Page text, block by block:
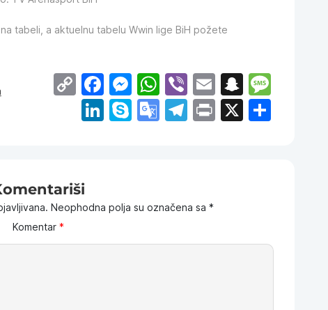
tabeli, a aktuelnu tabelu Wwin lige BiH požete
Copy
Link
Facebook
Messenger
WhatsApp
ViberEmailSnapchat
LinkedIn
Skype
Google
Telegram
Print
X
Neophodna polja su označena sa*
Komentar *